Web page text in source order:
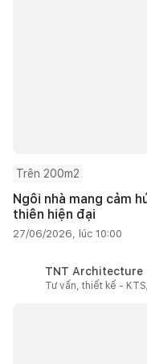
Trên 200m2
Ngôi nhà mang cảm
thiên hiện đại
27/06/2026, lúc 10:00
TNT Architecture
Tư vấn, thiết kế -